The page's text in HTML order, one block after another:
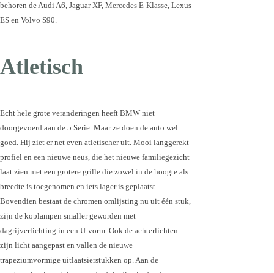
behoren de Audi A6, Jaguar XF, Mercedes E-Klasse, Lexus
ES en Volvo S90.
Atletisch
Echt hele grote veranderingen heeft BMW niet
doorgevoerd aan de 5 Serie. Maar ze doen de auto wel
goed. Hij ziet er net even atletischer uit. Mooi langgerekt
profiel en een nieuwe neus, die het nieuwe familiegezicht
laat zien met een grotere grille die zowel in de hoogte als
breedte is toegenomen en iets lager is geplaatst.
Bovendien bestaat de chromen omlijsting nu uit één stuk,
zijn de koplampen smaller geworden met
dagrijverlichting in een U-vorm. Ook de achterlichten
zijn licht aangepast en vallen de nieuwe
trapeziumvormige uitlaatsierstukken op. Aan de